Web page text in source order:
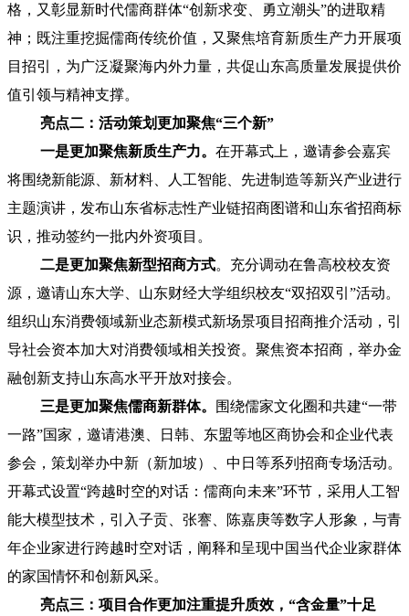
格，又彰显新时代儒商群体“创新求变、勇立潮头”的进取精
神；既注重挖掘儒商传统价值，又聚焦培育新质生产力开展项
目招引，为广泛凝聚海内外力量，共促山东高质量发展提供价
值引领与精神支撑。
亮点二：活动策划更加聚焦“三个新”
一是更加聚焦新质生产力。 在开幕式上，邀请参会嘉宾
将围绕新能源、新材料、人工智能、先进制造等新兴产业进行
主题演讲，发布山东省标志性产业链招商图谱和山东省招商标
识，推动签约一批内外资项目。
二是更加聚焦新型招商方式。充分调动在鲁高校校友资
源，邀请山东大学、山东财经大学组织校友“双招双引”活动。
组织山东消费领域新业态新模式新场景项目招商推介活动，引
导社会资本加大对消费领域相关投资。聚焦资本招商，举办金
融创新支持山东高水平开放对接会。
三是更加聚焦儒商新群体。
围绕儒家文化圈和共建“一带
一路”国家，邀请港澳、日韩、东盟等地区商协会和企业代表
参会，策划举办中新（新加坡）、中日等系列招商专场活动。
开幕式设置“跨越时空的对话：儒商向未来”环节，采用人工智
能大模型技术，引入子贡、张謇、陈嘉庚等数字人形象，与青
年企业家进行跨越时空对话，阐释和呈现中国当代企业家群体
的家国情怀和创新风采。
亮点三：项目合作更加注重提升质效，“含金量”十足